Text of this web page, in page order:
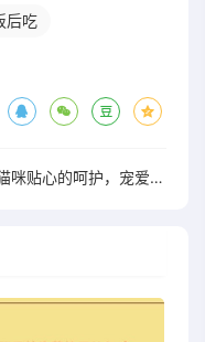
后吃
给猫咪贴心的呵护，宠爱益生菌让它们快乐每一天